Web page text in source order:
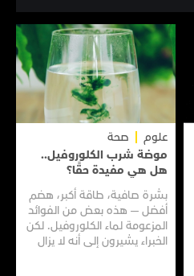
علوم
صحة
موضة شرب الكلوروفيل..
هل هي مفيدة حقًا؟
بشرة صافية، طاقة أكبر، هضم
أفضل — هذه بعض من الفوائد
المزعومة لماء الكلوروفيل. لكن
الخبراء يشيرون إلى أنه لا يزال